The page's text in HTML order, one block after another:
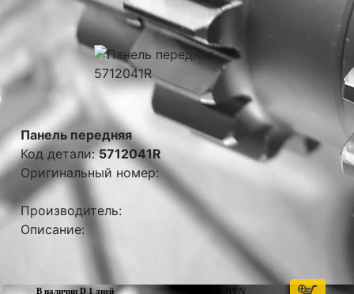
Панель передняя
Код детали:5712041R
Оригинальный номер:
Производитель:
Описание:
В наличии D 1 дней BYN